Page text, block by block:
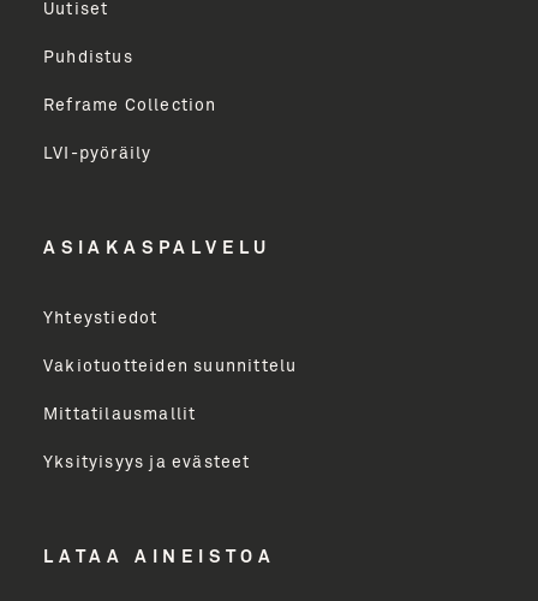
Etunimi
Yritys
LÄHETÄ
Uutiset
Puhdistus
Reframe Collection
LVI-pyöräily
ASIAKASPALVELU
Yhteystiedot
Vakiotuotteiden suunnittelu
Mittatilausmallit
Yksityisyys ja evästeet
LATAA AINEISTOA